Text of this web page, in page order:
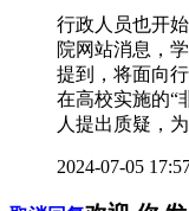
行政人员也开
院网站消息，
提到，将面向
在高校实施的“
人提出质疑，
2024-07-05